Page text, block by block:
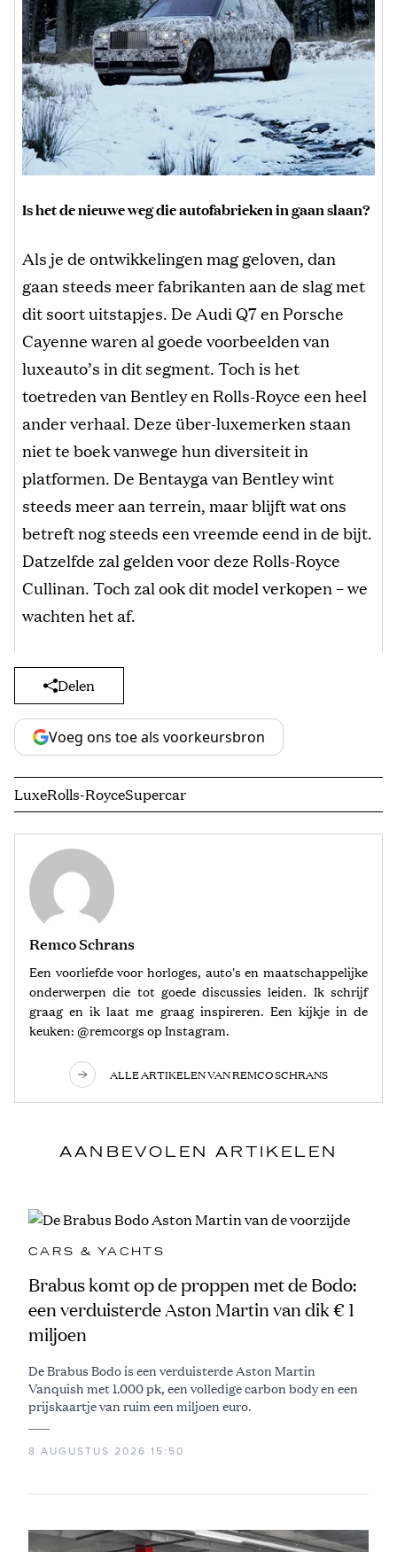
Is het de nieuwe weg die autofabrieken in gaan slaan?
Als je de ontwikkelingen mag geloven, dan
gaan steeds meer fabrikanten aan de slag met
dit soort uitstapjes. De Audi Q7 en Porsche
Cayenne waren al goede voorbeelden van
luxeauto’s in dit segment. Toch is het
toetreden van Bentley en Rolls-Royce een heel
ander verhaal. Deze über-luxemerken staan
niet te boek vanwege hun diversiteit in
platformen. De Bentayga van Bentley wint
steeds meer aan terrein, maar blijft wat ons
betreft nog steeds een vreemde eend in de bijt.
Datzelfde zal gelden voor deze Rolls-Royce
Cullinan. Toch zal ook dit model verkopen – we
wachten het af.
Delen
Voeg ons toe als voorkeursbron
LuxeRolls-RoyceSupercar
Remco Schrans
Een voorliefde voor horloges, auto's en maatschappelijke
onderwerpen die tot goede discussies leiden. Ik schrijf
graag en ik laat me graag inspireren. Een kijkje in de
keuken: @remcorgs op Instagram.
ALLE ARTIKELEN VAN REMCO SCHRANS
AANBEVOLEN ARTIKELEN
CARS & YACHTS
Brabus komt op de proppen met de Bodo:
een verduisterde Aston Martin van dik € 1
miljoen
De Brabus Bodo is een verduisterde Aston Martin
Vanquish met 1.000 pk, een volledige carbon body en een
prijskaartje van ruim een miljoen euro.
8 AUGUSTUS 2026 15:50